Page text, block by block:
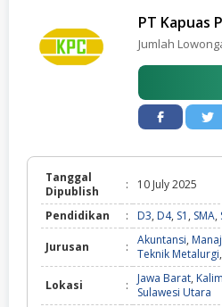
PT Kapuas
Jumlah
Tanggal
Dipublish
: 10 July 2025
Pendidikan : D3, D4, S1 , SMA,
Jurusan : Akuntansi,
Teknik Metalurgi,
Lokasi : Jawa Barat,
Sulawesi Utara